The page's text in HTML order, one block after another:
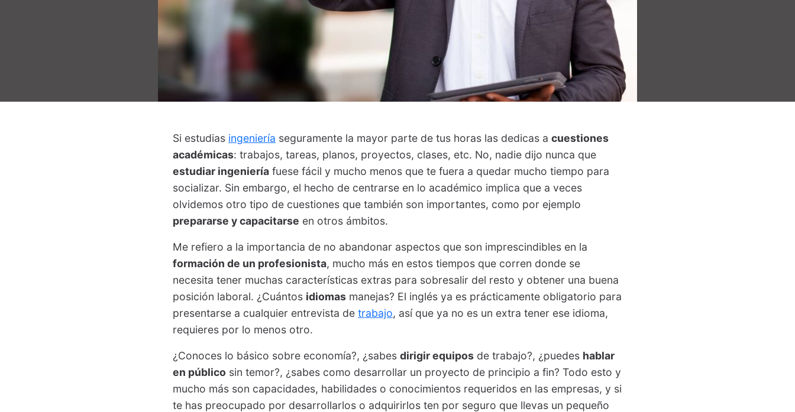
Si estudias ingeniería seguramente la mayor parte de tus horas las dedicas a cuestiones
académicas: trabajos, tareas, planos, proyectos, clases, etc. No, nadie dijo nunca que
estudiar ingeniería fuese fácil y mucho menos que te fuera a quedar mucho tiempo para
socializar. Sin embargo, el hecho de centrarse en lo académico implica que a veces
olvidemos otro tipo de cuestiones que también son importantes, como por ejemplo
prepararse y capacitarse en otros ámbitos.
Me refiero a la importancia de no abandonar aspectos que son imprescindibles en la
formación de un profesionista, mucho más en estos tiempos que corren donde se
necesita tener muchas características extras para sobresalir del resto y obtener una buena
posición laboral. ¿Cuántos idiomas manejas? El inglés ya es prácticamente obligatorio para
presentarse a cualquier entrevista de trabajo, así que ya no es un extra tener ese idioma,
requieres por lo menos otro.
¿Conoces lo básico sobre economía?, ¿sabes dirigir equipos de trabajo?, ¿puedes hablar
en público sin temor?, ¿sabes como desarrollar un proyecto de principio a fin? Todo esto y
mucho más son capacidades, habilidades o conocimientos requeridos en las empresas, y si
te has preocupado por desarrollarlos o adquirirlos ten por seguro que llevas un pequeño